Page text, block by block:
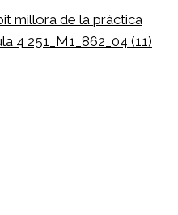
millora de la pràctica
4 251_M1_862_04 (11)